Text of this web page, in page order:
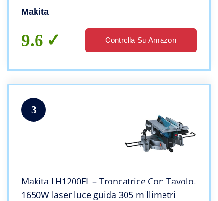
Makita
9.6 Controlla Su Amazon
3
Makita LH1200FL – Troncatrice Con Tavolo.
1650W laser luce guida 305 millimetri